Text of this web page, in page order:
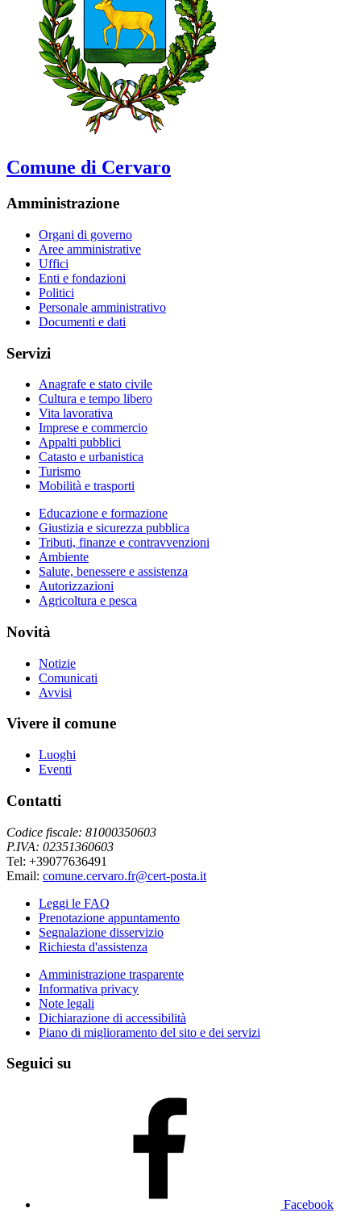
Comune di Cervaro
Amministrazione
Organi di governo
Aree amministrative
Uffici
Enti e fondazioni
Politici
Personale amministrativo
Documenti e dati
Servizi
Anagrafe e stato civile
Cultura e tempo libero
Vita lavorativa
Imprese e commercio
Appalti pubblici
Catasto e urbanistica
Turismo
Mobilità e trasporti
Educazione e formazione
Giustizia e sicurezza pubblica
Tributi, finanze e contravvenzioni
Ambiente
Salute, benessere e assistenza
Autorizzazioni
Agricoltura e pesca
Novità
Notizie
Comunicati
Avvisi
Vivere il comune
Luoghi
Eventi
Contatti
Codice fiscale: 81000350603
P.IVA: 02351360603
Tel: +39077636491
Email: comune.cervaro.fr@cert-posta.it
Leggi le FAQ
Prenotazione appuntamento
Segnalazione disservizio
Richiesta d'assistenza
Amministrazione trasparente
Informativa privacy
Note legali
Dichiarazione di accessibilità
Piano di miglioramento del sito e dei servizi
Seguici su
Facebook